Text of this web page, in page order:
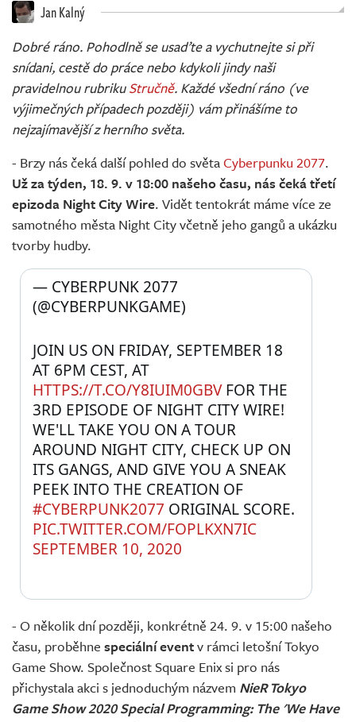
Živě Jan Kalný
Dobré ráno. Pohodlně se usaďte a vychutnejte si při
snídani, cestě do práce nebo kdykoli jindy naši
pravidelnou rubrikuStručně. Každé všední ráno (ve
výjimečných případech později) vám přinášíme to
nejzajímavější z herního světa.
- Brzy nás čeká další pohled do světaCyberpunku 2077.
Už za týden, 18. 9. v 18:00 našeho času, nás čeká třetí
epizoda Night City Wire. Vidět tentokrát máme více ze
samotného města Night City včetně jeho gangů a ukázku
tvorby hudby.
JOIN US ON FRIDAY, SEPTEMBER 18
HTTPS://T.CO/Y8IUIM0GBV FOR THE
3RD EPISODE OF NIGHT CITY WIRE!
WE'LL TAKE YOU ON A TOUR
AROUND NIGHT CITY, CHECK UP ON
ITS GANGS, AND GIVE YOU A SNEAK
#CYBERPUNK2077
PIC.TWITTER.COM/FOPLKXN7IC
— CYBERPUNK 2077
(@CYBERPUNKGAME)
SEPTEMBER 10, 2020
- O několik dní později, konkrétně 24. 9. v 15:00 našeho
času, proběhne speciální eventv rámci letošní Tokyo
Game Show. Společnost Square Enix si pro nás
přichystala akci s jednoduchým názvem NieR Tokyo
Game Show 2020 Special Programming: The 'We Have